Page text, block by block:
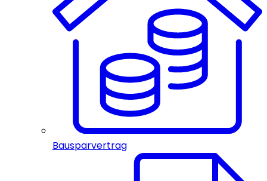
Bausparvertrag